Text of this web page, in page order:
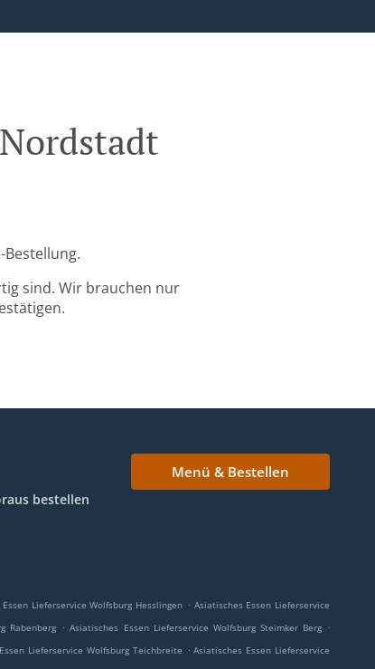
sind. Wir brauchen nur
bestellen
Menü & Bestellen
Lieferservice Wolfsburg Hesslingen . Asiatisches Essen Lieferservice
Rabenberg . Asiatisches Essen Lieferservice Wolfsburg Steimker Berg .
Lieferservice Wolfsburg Teichbreite . Asiatisches Essen Lieferservice